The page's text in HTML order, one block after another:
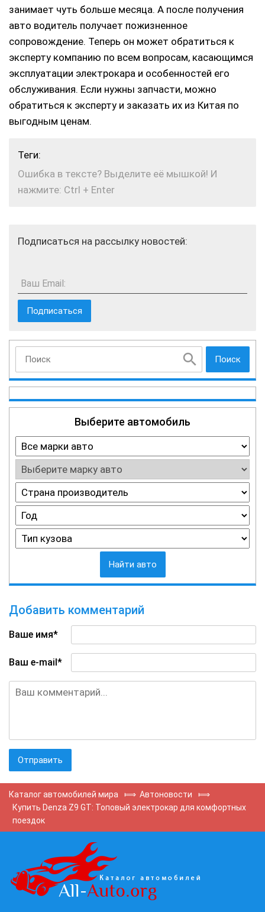
Поиск
Выберите автомобиль
Найти авто
занимает чуть больше месяца. А после получения
авто водитель получает пожизненное
сопровождение. Теперь он может обратиться к
эксперту компанию по всем вопросам, касающимся
эксплуатации электрокара и особенностей его
обслуживания. Если нужны запчасти, можно
обратиться к эксперту и заказать их из Китая по
выгодным ценам.
Теги:
Ошибка в тексте? Выделите её мышкой! И
нажмите: Ctrl + Enter
Подписаться на рассылку новостей:
Ваш Email:
Добавить комментарий
Ваше имя*
Ваш e-mail*
Каталог автомобилей мира ⟾ Автоновости
⟾
Купить Denza Z9 GT: Топовый электрокар для комфортных
поездок